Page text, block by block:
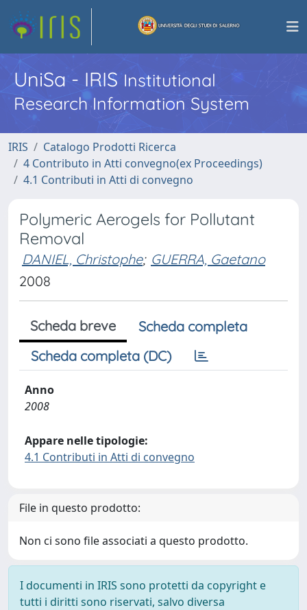
UniSa - IRISInstitutional
Research Information System
IRIS
Catalogo Prodotti Ricerca
4 Contributo in Atti convegno(ex Proceedings)
4.1 Contributi in Atti di convegno
Polymeric Aerogels for Pollutant
Removal
DANIEL, Christophe; GUERRA, Gaetano
2008
Scheda breve
Scheda completa
Scheda completa (DC)
Anno
2008
Appare nelle tipologie:
4.1 Contributi in Atti di convegno
File in questo prodotto:
Non ci sono file associati a questo prodotto.
I documenti in IRIS sono protetti da copyright e
tutti i diritti sono riservati, salvo diversa